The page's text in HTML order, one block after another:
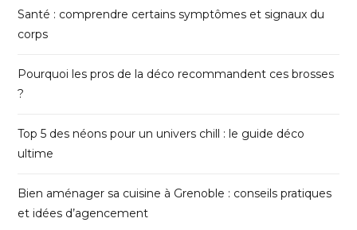
Santé : comprendre certains symptômes et signaux du
corps
Pourquoi les pros de la déco recommandent ces brosses
?
Top 5 des néons pour un univers chill : le guide déco
ultime
Bien aménager sa cuisine à Grenoble : conseils pratiques
et idées d’agencement